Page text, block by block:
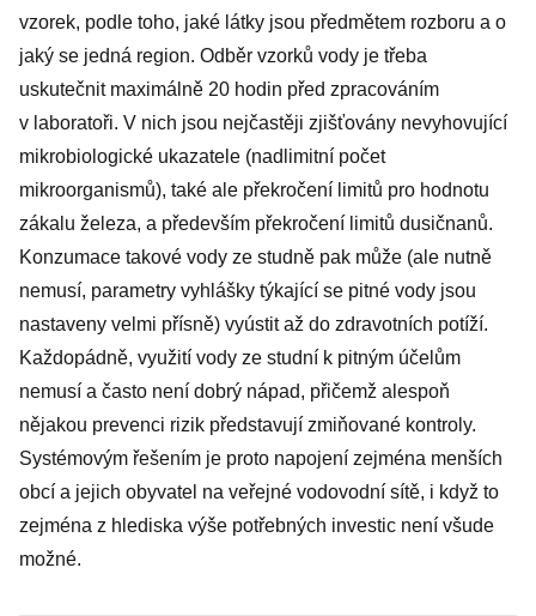
vzorek, podle toho, jaké látky jsou předmětem rozboru a o
jaký se jedná region. Odběr vzorků vody je třeba
uskutečnit maximálně 20 hodin před zpracováním
v laboratoři. V nich jsou nejčastěji zjišťovány nevyhovující
mikrobiologické ukazatele (nadlimitní počet
mikroorganismů), také ale překročení limitů pro hodnotu
zákalu železa, a především překročení limitů dusičnanů.
Konzumace takové vody ze studně pak může (ale nutně
nemusí, parametry vyhlášky týkající se pitné vody jsou
nastaveny velmi přísně) vyústit až do zdravotních potíží.
Každopádně, využití vody ze studní k pitným účelům
nemusí a často není dobrý nápad, přičemž alespoň
nějakou prevenci rizik představují zmiňované kontroly.
Systémovým řešením je proto napojení zejména menších
obcí a jejich obyvatel na veřejné vodovodní sítě, i když to
zejména z hlediska výše potřebných investic není všude
možné.